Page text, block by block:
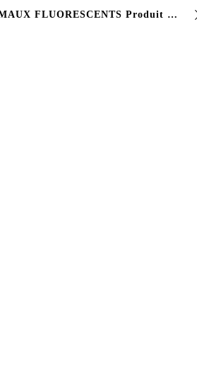
ÉMAUX FLUORESCENTS Produit de peinture à base de pigments inorganiques #fluorescents. Applications : objets de décoration intérieure générale. …